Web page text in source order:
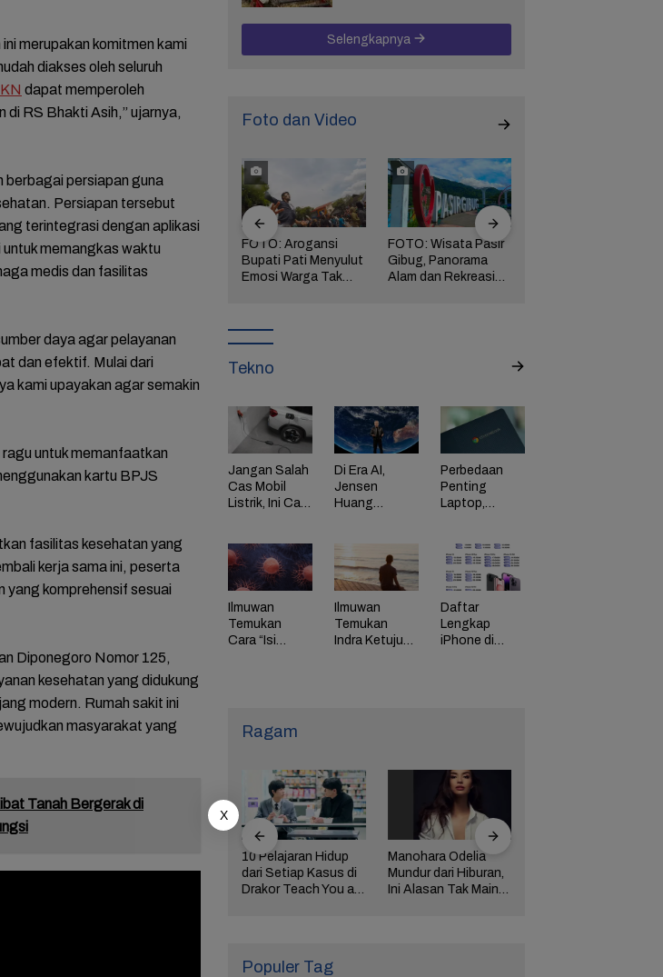
merupakan komitmen kami
diakses oleh seluruh
dapat memperoleh
di RS Bhakti Asih,” ujarnya,
berbagai persiapan guna
Persiapan tersebut
terintegrasi dengan aplikasi
memangkas waktu
medis dan fasilitas
daya agar pelayanan
dan efektif. Mulai dari
kami upayakan agar semakin
untuk memanfaatkan
kartu BPJS
fasilitas kesehatan yang
kerja sama ini, peserta
yang komprehensif sesuai
Diponegoro Nomor 125,
kesehatan yang didukung
modern. Rumah sakit ini
masyarakat yang
Tanah Bergerak di
Selengkapnya
Foto dan Video
Tarik
FOTO: Wisata
Brebes Dipenuhi
FOTO: Arogansi
Bupati Pati Menyulut
Emosi Warga Tak
Kekuasaan!
FOTO: Wisata Pasir
Gibug, Panorama
Alam dan Rekreasi
Tekno
Jangan Salah
Cas Mobil
Listrik, Ini Cara
PLN di HP
Di Era AI,
Jensen
Huang
Karyawan
Tinggi
Perbedaan
Penting
Laptop,
Ilmuwan
Temukan
Cara “Isi
Ilmuwan
Temukan
Indra Ketujuh
Daftar
Lengkap
iPhone di
Ragam
Titi Kamal
Rutan Salemba, Kini
10 Pelajaran Hidup
dari Setiap Kasus di
Drakor Teach You a
Manohara Odelia
Mundur dari Hiburan,
Ini Alasan Tak Main
Populer Tag
X